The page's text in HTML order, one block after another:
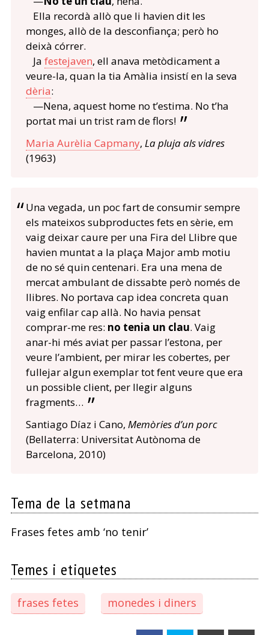
Ella recordà allò que li havien dit les
monges, allò de la desconfiança; però ho
deixà córrer.
Ja festejaven, ell anava metòdicament a
veure-la, quan la tia Amàlia insistí en la seva
dèria:
—Nena, aquest home no t’estima. No t’ha
portat mai un trist ram de flors!
Maria Aurèlia Capmany, La pluja als vidres
(1963)
Una vegada, un poc fart de consumir sempre
els mateixos subproductes fets en sèrie, em
vaig deixar caure per una Fira del Llibre que
havien muntat a la plaça Major amb motiu
de no sé quin centenari. Era una mena de
mercat ambulant de dissabte però només de
llibres. No portava cap idea concreta quan
vaig enfilar cap allà. No havia pensat
comprar-me res: no tenia un clau. Vaig
anar-hi més aviat per passar l’estona, per
veure l’ambient, per mirar les cobertes, per
fullejar algun exemplar tot fent veure que era
un possible client, per llegir alguns
fragments…
Santiago Díaz i Cano, Memòries d’un porc
(Bellaterra: Universitat Autònoma de
Barcelona, 2010)
Tema de la setmana
Frases fetes amb ‘no tenir’
Temes i etiquetes
frases fetes monedes i diners